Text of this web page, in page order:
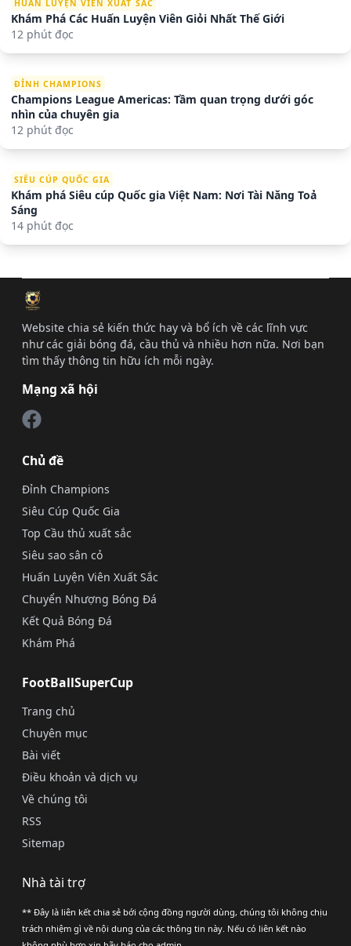
HUẤN LUYỆN VIÊN XUẤT SẮC
Khám Phá Các Huấn Luyện Viên Giỏi Nhất Thế Giới
12 phút đọc
ĐỈNH CHAMPIONS
Champions League Americas: Tầm quan trọng dưới góc
nhìn của chuyên gia
12 phút đọc
SIÊU CÚP QUỐC GIA
Khám phá Siêu cúp Quốc gia Việt Nam: Nơi Tài Năng Toả
Sáng
14 phút đọc
Website chia sẻ kiến thức hay và bổ ích về các lĩnh vực
như các giải bóng đá, cầu thủ và nhiều hơn nữa. Nơi bạn
tìm thấy thông tin hữu ích mỗi ngày.
Mạng xã hội
Chủ đề
Đỉnh Champions
Siêu Cúp Quốc Gia
Top Cầu thủ xuất sắc
Siêu sao sân cỏ
Huấn Luyện Viên Xuất Sắc
Chuyển Nhượng Bóng Đá
Kết Quả Bóng Đá
Khám Phá
FootBallSuperCup
Trang chủ
Chuyên mục
Bài viết
Điều khoản và dịch vụ
Về chúng tôi
RSS
Sitemap
Nhà tài trợ
** Đây là liên kết chia sẻ bới cộng đồng người dùng, chúng tôi không chịu
trách nhiệm gì về nội dung của các thông tin này. Nếu có liên kết nào